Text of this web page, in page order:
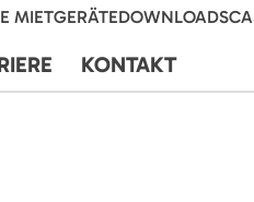
MIETGERÄTEDOWNLOADS
KONTAKT